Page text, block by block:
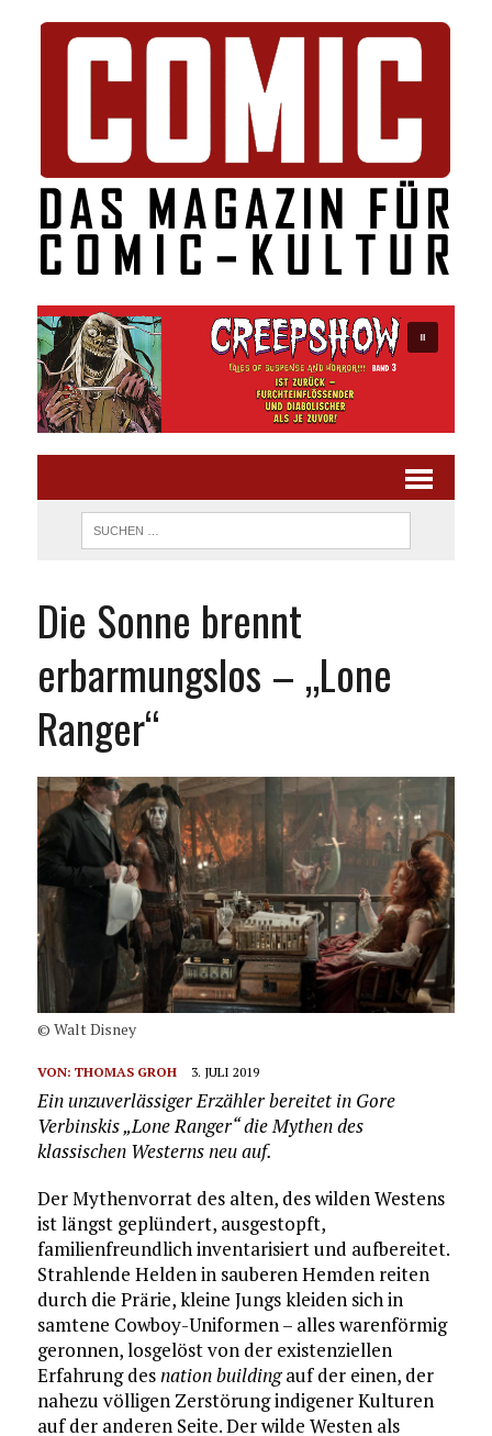
Die Sonne brennt
erbarmungslos – „Lone
Ranger“
© Walt Disney
VON: THOMAS GROH 3. JULI 2019
Ein unzuverlässiger Erzähler bereitet in Gore
Verbinskis „Lone Ranger“ die Mythen des
klassischen Westerns neu auf.
Der Mythenvorrat des alten, des wilden Westens
ist längst geplündert, ausgestopft,
familienfreundlich inventarisiert und aufbereitet.
Strahlende Helden in sauberen Hemden reiten
durch die Prärie, kleine Jungs kleiden sich in
samtene Cowboy-Uniformen – alles warenförmig
geronnen, losgelöst von der existenziellen
Erfahrung des nation buildingauf der einen, der
nahezu völligen Zerstörung indigener Kulturen
auf der anderen Seite. Der wilde Westen als